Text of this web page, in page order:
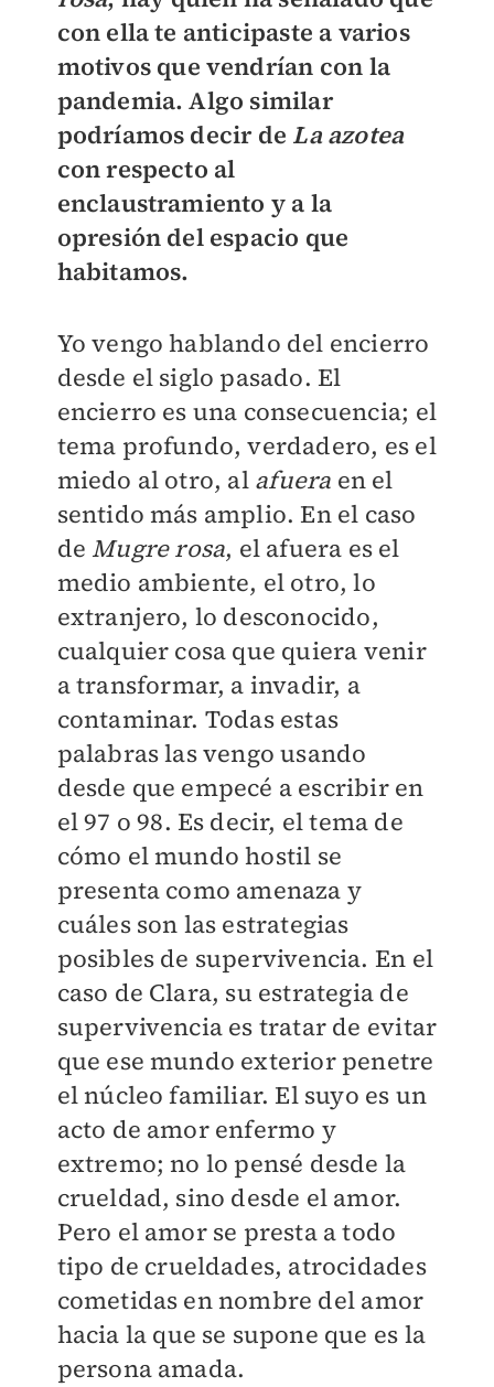
con ella te anticipaste a varios
motivos que vendrían con la
pandemia. Algo similar
podríamos decir de La azotea
con respecto al
enclaustramiento y a la
opresión del espacio que
habitamos.
Yo vengo hablando del encierro
desde el siglo pasado. El
encierro es una consecuencia; el
tema profundo, verdadero, es el
miedo al otro, al afuera en el
sentido más amplio. En el caso
de Mugre rosa, el afuera es el
medio ambiente, el otro, lo
extranjero, lo desconocido,
cualquier cosa que quiera venir
a transformar, a invadir, a
contaminar. Todas estas
palabras las vengo usando
desde que empecé a escribir en
el 97 o 98. Es decir, el tema de
cómo el mundo hostil se
presenta como amenaza y
cuáles son las estrategias
posibles de supervivencia. En el
caso de Clara, su estrategia de
supervivencia es tratar de evitar
que ese mundo exterior penetre
el núcleo familiar. El suyo es un
acto de amor enfermo y
extremo; no lo pensé desde la
crueldad, sino desde el amor.
Pero el amor se presta a todo
tipo de crueldades, atrocidades
cometidas en nombre del amor
hacia la que se supone que es la
persona amada.